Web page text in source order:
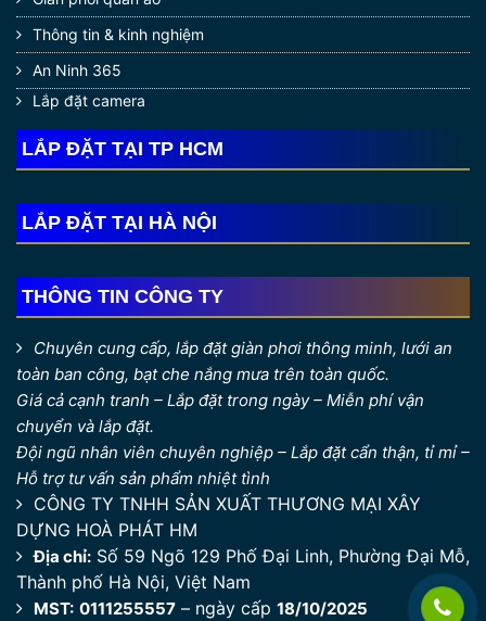
Thông tin & kinh nghiệm
An Ninh 365
Lắp đặt camera
LẮP ĐẶT TẠI TP HCM
LẮP ĐẶT TẠI HÀ NỘI
THÔNG TIN CÔNG TY
Chuyên cung cấp, lắp đặt giàn phơi thông minh, lưới an
toàn ban công, bạt che nắng mưa trên toàn quốc.
Giá cả cạnh tranh – Lắp đặt trong ngày – Miễn phí vận
chuyển và lắp đặt.
Đội ngũ nhân viên chuyên nghiệp – Lắp đặt cẩn thận, tỉ mỉ –
Hỗ trợ tư vấn sản phẩm nhiệt tình
CÔNG TY TNHH SẢN XUẤT THƯƠNG MẠI XÂY
DỰNG HOÀ PHÁT HM
Địa chỉ: Số 59 Ngõ 129 Phố Đại Linh, Phường Đại Mỗ,
Thành phố Hà Nội, Việt Nam
MST: 0111255557 – ngày cấp 18/10/2025